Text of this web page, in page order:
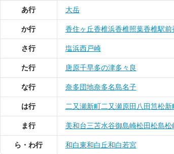
あ行 大岳
か行 香住ヶ丘香椎浜香椎照葉香椎駅前
さ行 塩浜西戸崎
た行 唐原千早多の津多々良
な行 奈多団地奈多名島名子
は行 二又瀬新町二又瀬原田 八田筥松新
ま行 美和台三苫水谷御島崎松田松島松
ら・わ行 和白東和白丘和白若宮